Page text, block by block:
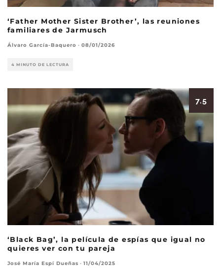
‘Father Mother Sister Brother’, las reuniones
familiares de Jarmusch
Álvaro García-Baquero · 08/01/2026
4 MINUTO DE LECTURA
7.5
‘Black Bag’, la película de espías que igual no
quieres ver con tu pareja
José María Espí Dueñas · 11/04/2025